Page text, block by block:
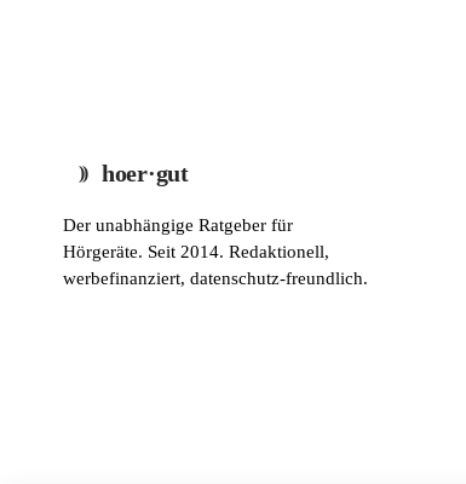
hoer·gut
Der unabhängige Ratgeber für
Hörgeräte. Seit 2014. Redaktionell,
werbefinanziert, datenschutz-freundlich.